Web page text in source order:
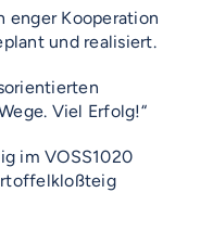
enger Kooperation
und realisiert.
Viel Erfolg!“